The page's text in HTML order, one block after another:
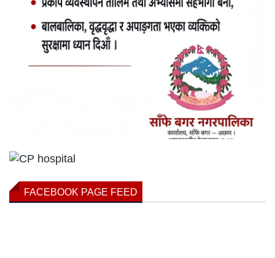
FACEBOOK PAGE FEED